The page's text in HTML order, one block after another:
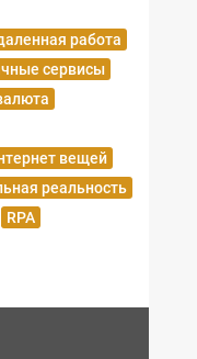
работа
сервисы
вещей
реальность
RPA